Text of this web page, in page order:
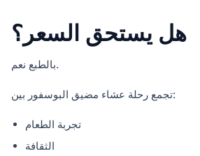
هل يستحق السعر؟
بالطبع نعم.
تجمع رحلة عشاء مضيق البوسفور بين:
تجربة الطعام
الثقافة